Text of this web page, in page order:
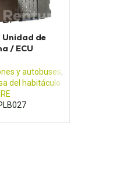
Unidad de
/ ECU
TGS
y autobuses,
del habitáculo